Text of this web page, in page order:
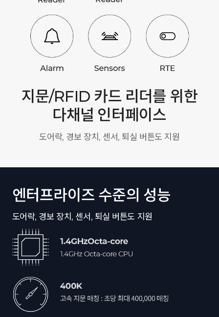
지문/RFID 카드 리더를 위한
다채널 인터페이스
도어락, 경보 장치, 센서, 퇴실 버튼도 지원
엔터프라이즈 수준의 성능
도어락, 경보 장치, 센서, 퇴실 버튼도 지원